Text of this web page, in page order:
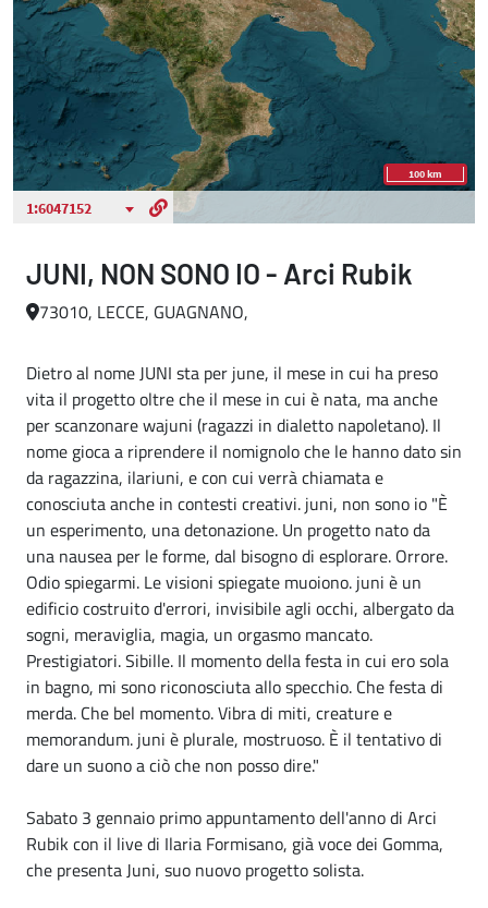
JUNI, NON SONO IO - Arci Rubik
73010, LECCE, GUAGNANO,
Dietro al nome JUNI sta per june, il mese in cui ha preso
vita il progetto oltre che il mese in cui è nata, ma anche
per scanzonare wajuni (ragazzi in dialetto napoletano). Il
nome gioca a riprendere il nomignolo che le hanno dato sin
da ragazzina, ilariuni, e con cui verrà chiamata e
conosciuta anche in contesti creativi. juni, non sono io "È
un esperimento, una detonazione. Un progetto nato da
una nausea per le forme, dal bisogno di esplorare. Orrore.
Odio spiegarmi. Le visioni spiegate muoiono. juni è un
edificio costruito d'errori, invisibile agli occhi, albergato da
sogni, meraviglia, magia, un orgasmo mancato.
Prestigiatori. Sibille. Il momento della festa in cui ero sola
in bagno, mi sono riconosciuta allo specchio. Che festa di
merda. Che bel momento. Vibra di miti, creature e
memorandum. juni è plurale, mostruoso. È il tentativo di
dare un suono a ciò che non posso dire."
Sabato 3 gennaio primo appuntamento dell'anno di Arci
Rubik con il live di Ilaria Formisano, già voce dei Gomma,
che presenta Juni, suo nuovo progetto solista.